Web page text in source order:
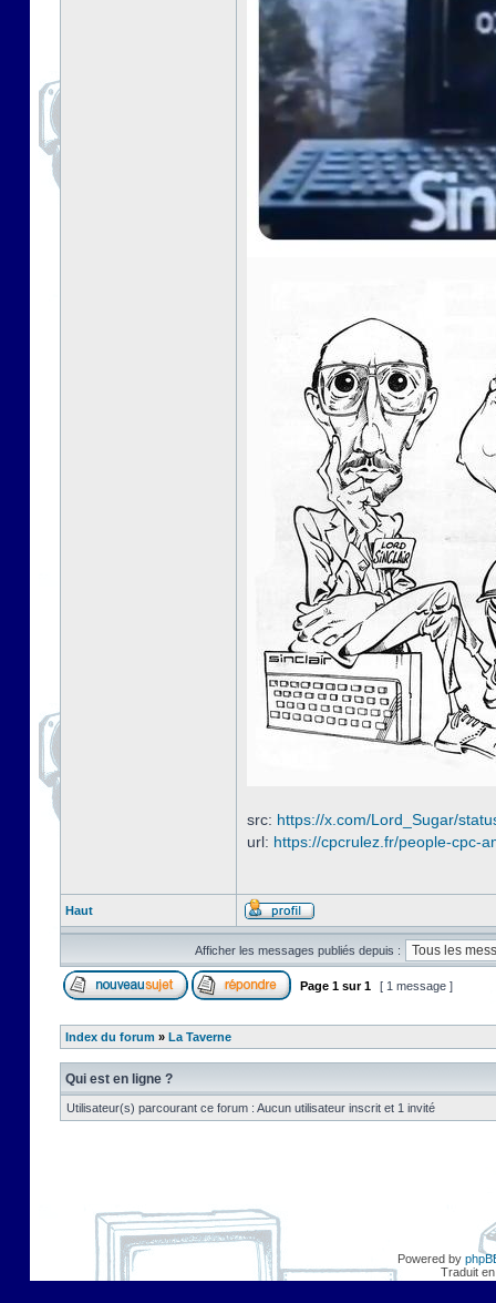
src: https://x.com/Lord_Sugar/
url: https://cpcrulez.fr/people-cpc-
Haut
Afficher les messages publiés depuis :
Page 1 sur1 [ 1 message ]
Index du forum » La Taverne
Qui est en ligne ?
Utilisateur(s) parcourant ce forum : Aucun utilisateur inscrit et 1 invité
Powered by
Traduit